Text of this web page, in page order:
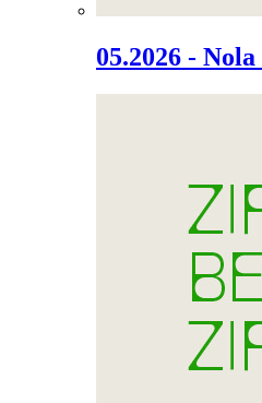
05.2026 -